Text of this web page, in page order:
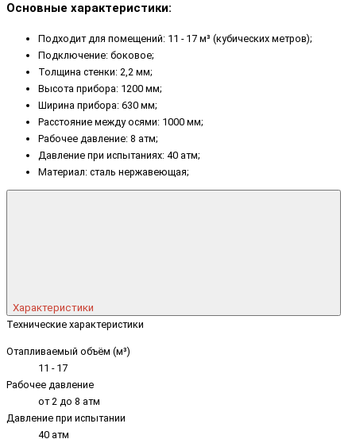
Основные характеристики:
Подходит для помещений: 11 - 17 м³ (кубических метров);
Подключение: боковое;
Толщина стенки: 2,2 мм;
Высота прибора: 1200 мм;
Ширина прибора: 630 мм;
Расстояние между осями: 1000 мм;
Рабочее давление: 8 атм;
Давление при испытаниях: 40 атм;
Материал: сталь нержавеющая;
Характеристики
Технические характеристики
Отапливаемый объём (м³)
11 - 17
Рабочее давление
от 2 до 8 атм
Давление при испытании
40 атм